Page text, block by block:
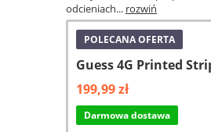
odcieniach... rozwiń
POLECANA OFERTA
Guess 4G Printed
199,99 zł
Darmowa dostawa